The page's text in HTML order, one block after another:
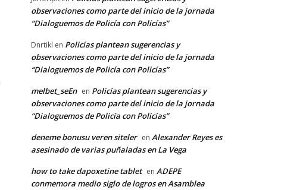
observaciones como parte del inicio de la jornada
“Dialoguemos de Policía con Policías”
Dnrtikl en Policías plantean sugerencias y
observaciones como parte del inicio de la jornada
“Dialoguemos de Policía con Policías”
melbet_seEn en Policías plantean sugerencias y
observaciones como parte del inicio de la jornada
“Dialoguemos de Policía con Policías”
deneme bonusu veren siteler en Alexander Reyes es
asesinado de varias puñaladas en La Vega
how to take dapoxetine tablet en ADEPE
conmemora medio siglo de logros en Asamblea